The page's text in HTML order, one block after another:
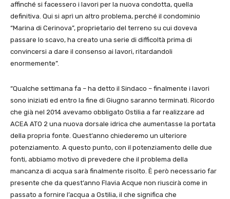
affinché si facessero i lavori per la nuova condotta, quella
definitiva. Qui si aprì un altro problema, perché il condominio
“Marina di Cerinova”, proprietario del terreno su cui doveva
passare lo scavo, ha creato una serie di difficoltà prima di
convincersi a dare il consenso ai lavori, ritardandoli
enormemente”.
“Qualche settimana fa – ha detto il Sindaco – finalmente i lavori
sono iniziati ed entro la fine di Giugno saranno terminati. Ricordo
che già nel 2014 avevamo obbligato Ostilia a far realizzare ad
ACEA ATO 2 una nuova dorsale idrica che aumentasse la portata
della propria fonte. Quest’anno chiederemo un ulteriore
potenziamento. A questo punto, con il potenziamento delle due
fonti, abbiamo motivo di prevedere che il problema della
mancanza di acqua sarà finalmente risolto. È però necessario far
presente che da quest’anno Flavia Acque non riuscirà come in
passato a fornire l’acqua a Ostilia, il che significa che